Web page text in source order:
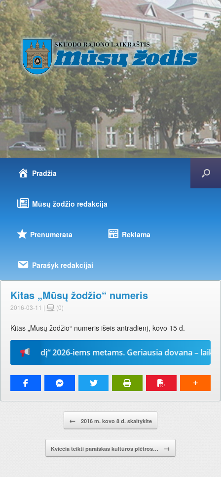
Pradžia
Mūsų žodžio redakcija
Prenumerata Reklama
Parašyk redakcijai
Kitas „Mūsų žodžio“ numeris
2016-03-11 | (0)
Kitas „Mūsų žodžio“ numeris išeis antradienį, kovo 15 d.
žodį“ 2026-iems metams. Geriausia dovana –
← 2016 m. kovo 8 d. skaitykite
Kviečia teikti paraiškas kultūros plėtros… →